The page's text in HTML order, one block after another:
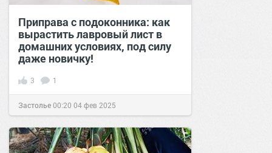
Приправа с подоконника: как
вырастить лавровый лист в
домашних условиях, под силу
даже новичку!
3 1
Застолье00:20 04 фев 2025